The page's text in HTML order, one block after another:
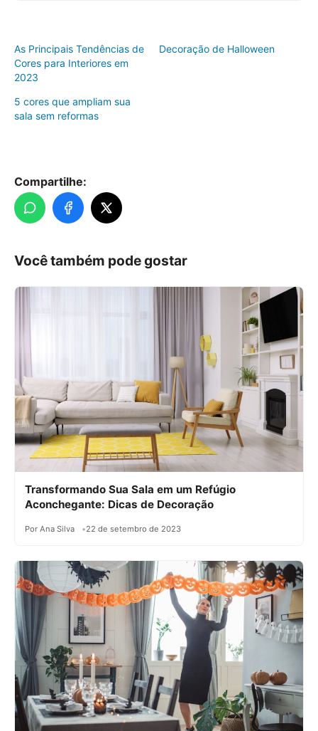
As Principais Tendências de
Cores para Interiores em
2023
Decoração de Halloween
5 cores que ampliam sua
sala sem reformas
Compartilhe:
Você também pode gostar
Transformando Sua Sala em um Refúgio
Aconchegante: Dicas de Decoração
Por Ana Silva 22 de setembro de 2023